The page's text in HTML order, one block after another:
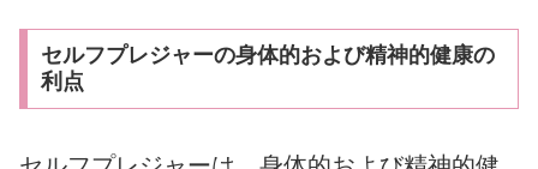
セルフプレジャーの身体的および精神的健康の
利点